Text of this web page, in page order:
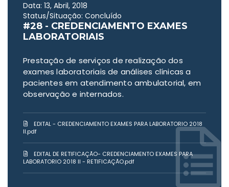
Data: 13, Abril, 2018
Status/Situação: Concluído
#28 - CREDENCIAMENTO EXAMES
LABORATORIAIS
Prestação de serviços de realização dos
exames laboratoriais de análises clínicas a
pacientes em atendimento ambulatorial, em
observação e internados.
EDITAL - CREDENCIAMENTO EXAMES PARA LABORATORIO 2018
II.pdf
EDITAL DE RETIFICAÇÃO- CREDENCIAMENTO EXAMES PARA
LABORATORIO 2018 II - RETIFICAÇÃO.pdf